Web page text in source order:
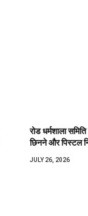
रोड धर्मशाला
छिनने और पिस्टल
JULY 26, 2026